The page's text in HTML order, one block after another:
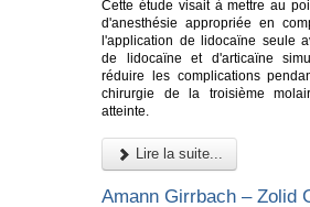
Cette étude visait à mettre au
d'anesthésie appropriée en
l'application de lidocaïne seule
de lidocaïne et d'articaïne
réduire les complications
chirurgie de la troisième
atteinte.
Lire la suite...
Amann Girrbach – Zolid